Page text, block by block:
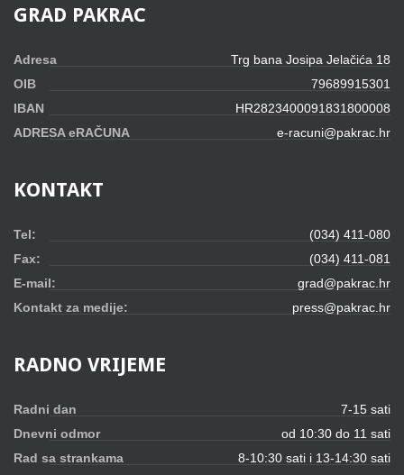
GRAD PAKRAC
Adresa
Trg bana Josipa Jelačića 18
OIB
79689915301
IBAN
HR2823400091831800008
ADRESA eRAČUNA
e-racuni@pakrac.hr
KONTAKT
Tel:
(034) 411-080
Fax:
(034) 411-081
E-mail:
grad@pakrac.hr
Kontakt za medije:
press@pakrac.hr
RADNO VRIJEME
Radni dan
7-15 sati
Dnevni odmor
od 10:30 do 11 sati
Rad sa strankama
8-10:30 sati i 13-14:30 sati